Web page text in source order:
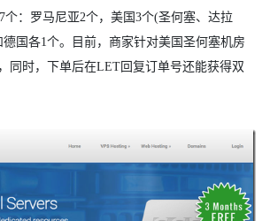
个：罗马尼亚2个，美国3个(圣何塞、达拉
国各1个。目前，商家针对美国圣何塞机房
同时，下单后在LET回复订单号还能获得双